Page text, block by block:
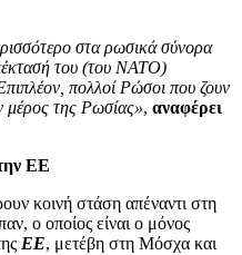
στα ρωσικά σύνορα
του (του ΝΑΤΟ)
πολλοί Ρώσοι που ζουν
μέρος της Ρωσίας», αναφέρει
ΕΕ
κοινή στάση απέναντι στη
ο οποίος είναι ο μόνος
ΕΕ, μετέβη στη Μόσχα και